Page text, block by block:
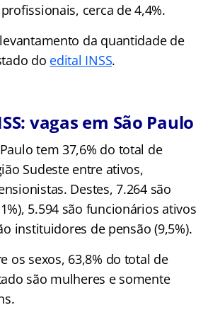
cerca de 4,4%.
da quantidade de
do edital INSS.
vagas em São Paulo
tem 37,6% do total de
Sudeste entre ativos,
Destes, 7.264 são
5.594 são funcionários ativos
instituidores de pensão (9,5%).
os sexos, 63,8% do total de
são mulheres e somente